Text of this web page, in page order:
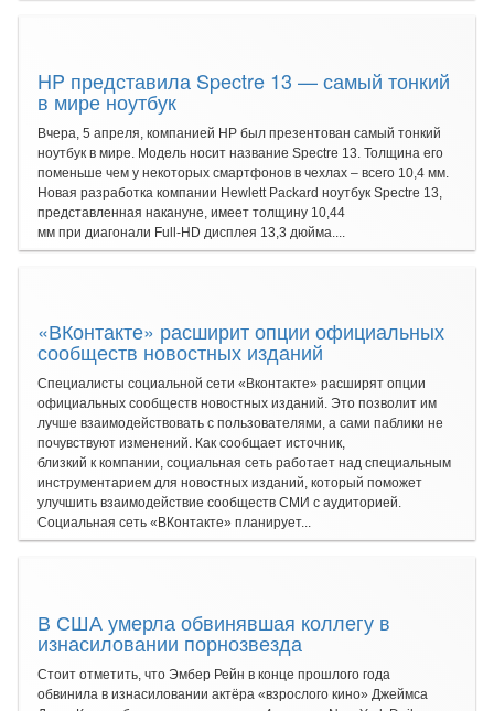
HP представила Spectre 13 — самый тонкий
в мире ноутбук
Вчера, 5 апреля, компанией HP был презентован самый тонкий
ноутбук в мире. Модель носит название Spectre 13. Толщина его
поменьше чем у некоторых смартфонов в чехлах – всего 10,4 мм.
Новая разработка компании Hewlett Packard ноутбук Spectre 13,
представленная накануне, имеет толщину 10,44
мм при диагонали Full-HD дисплея 13,3 дюйма....
«ВКонтакте» расширит опции официальных
сообществ новостных изданий
Специалисты социальной сети «Вконтакте» расширят опции
официальных сообществ новостных изданий. Это позволит им
лучше взаимодействовать с пользователями, а сами паблики не
почувствуют изменений. Как сообщает источник,
близкий к компании, социальная сеть работает над специальным
инструментарием для новостных изданий, который поможет
улучшить взаимодействие сообществ СМИ с аудиторией.
Социальная сеть «ВКонтакте» планирует...
В США умерла обвинявшая коллегу в
изнасиловании порнозвезда
Стоит отметить, что Эмбер Рейн в конце прошлого года
обвинила в изнасиловании актёра «взрослого кино» Джеймса